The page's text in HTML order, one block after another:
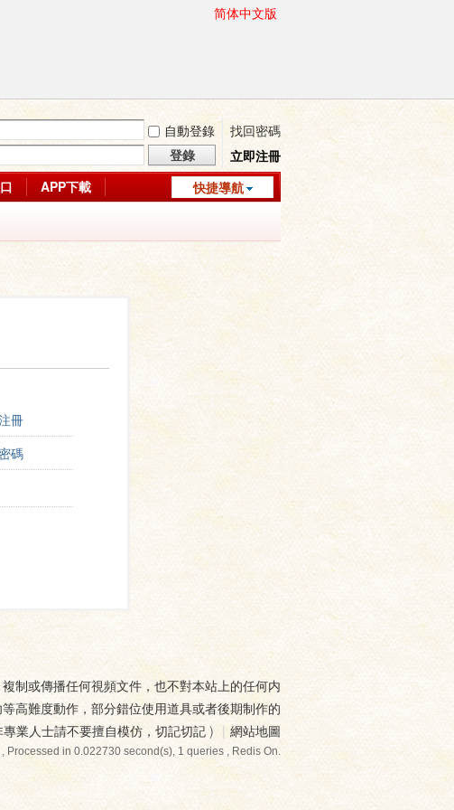
简体中文版
自動登錄
找回密碼
登錄
立即注冊
快捷導航
APP下載
冊
碼
制或傳播任何視頻文件，也不對本站上的任何内
高難度動作，部分錯位使用道具或者後期制作的
業人士請不要擅自模仿，切記切記 ) | 網站地圖
, Processed in 0.022730 second(s), 1 queries , Redis On.